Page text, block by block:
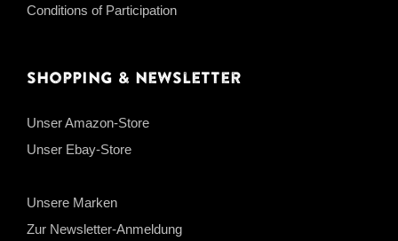
Conditions of Participation
Shopping & Newsletter
Unser Amazon-Store
Unser Ebay-Store
Unsere Marken
Zur Newsletter-Anmeldung